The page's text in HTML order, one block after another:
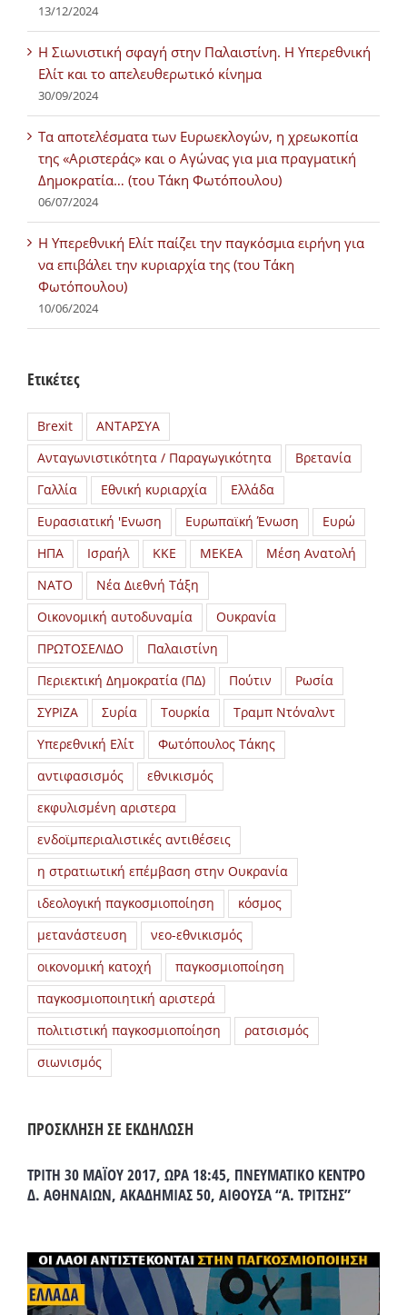
13/12/2024
Η Σιωνιστική σφαγή στην Παλαιστίνη. Η Υπερεθνική
Ελίτ και το απελευθερωτικό κίνημα
30/09/2024
Τα αποτελέσματα των Ευρωεκλογών, η χρεωκοπία
της «Αριστεράς» και ο Αγώνας για μια πραγματική
Δημοκρατία… (του Τάκη Φωτόπουλου)
06/07/2024
H Υπερεθνική Ελίτ παίζει την παγκόσμια ειρήνη για
να επιβάλει την κυριαρχία της (του Τάκη
Φωτόπουλου)
10/06/2024
Ετικέτες
Brexit
ΑΝΤΑΡΣΥΑ
Ανταγωνιστικότητα / Παραγωγικότητα
Βρετανία
Γαλλία
Εθνική κυριαρχία
Ελλάδα
Ευρασιατική 'Ενωση
Ευρωπαϊκή Ένωση
Ευρώ
ΗΠΑ
Ισραήλ ΚΚΕ ΜΕΚΕΑ
Μέση Ανατολή
ΝΑΤΟ
Νέα Διεθνή Τάξη
Οικονομική αυτοδυναμία
Ουκρανία
ΠΡΩΤΟΣΕΛΙΔΟ
Παλαιστίνη
Περιεκτική Δημοκρατία (ΠΔ)
Πούτιν
Ρωσία
ΣΥΡΙΖΑ
Συρία Τουρκία
Τραμπ Ντόναλντ
Υπερεθνική Ελίτ
Φωτόπουλος Τάκης
αντιφασισμός
εθνικισμός
εκφυλισμένη αριστερα
ενδοϊμπεριαλιστικές αντιθέσεις
η στρατιωτική επέμβαση στην Ουκρανία
ιδεολογική παγκοσμιοποίηση
κόσμος
μετανάστευση
νεο-εθνικισμός
οικονομική κατοχή
παγκοσμιοποίηση
παγκοσμιοποιητική αριστερά
πολιτιστική παγκοσμιοποίηση
ρατσισμός
σιωνισμός
ΠΡΟΣΚΛΗΣΗ ΣΕ ΕΚΔΗΛΩΣΗ
ΤΡΙΤΗ 30 ΜΑΪΟΥ 2017, ΩΡΑ 18:45, ΠΝΕΥΜΑΤΙΚΟ ΚΕΝΤΡΟ
Δ. ΑΘΗΝΑΙΩΝ, ΑΚΑΔΗΜΙΑΣ 50, ΑΙΘΟΥΣΑ “Α. ΤΡΙΤΣΗΣ”